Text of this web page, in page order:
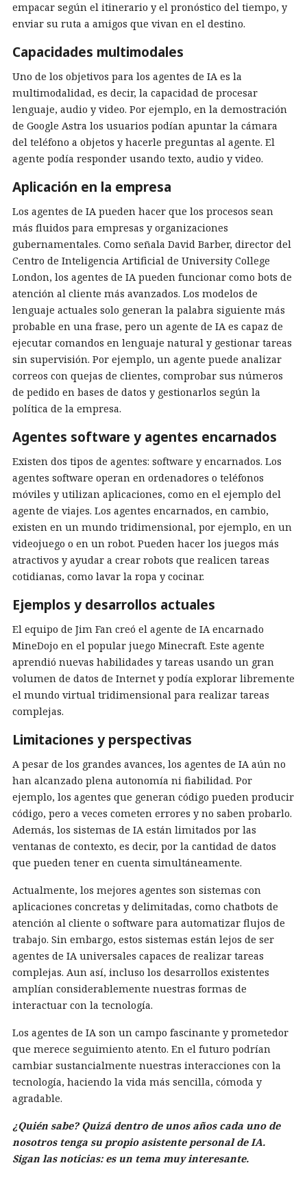
empacar según el itinerario y el pronóstico del tiempo, y
enviar su ruta a amigos que vivan en el destino.
Capacidades multimodales
Uno de los objetivos para los agentes de IA es la
multimodalidad, es decir, la capacidad de procesar
lenguaje, audio y video. Por ejemplo, en la demostración
de Google Astra los usuarios podían apuntar la cámara
del teléfono a objetos y hacerle preguntas al agente. El
agente podía responder usando texto, audio y video.
Aplicación en la empresa
Los agentes de IA pueden hacer que los procesos sean
más fluidos para empresas y organizaciones
gubernamentales. Como señala David Barber, director del
Centro de Inteligencia Artificial de University College
London, los agentes de IA pueden funcionar como bots de
atención al cliente más avanzados. Los modelos de
lenguaje actuales solo generan la palabra siguiente más
probable en una frase, pero un agente de IA es capaz de
ejecutar comandos en lenguaje natural y gestionar tareas
sin supervisión. Por ejemplo, un agente puede analizar
correos con quejas de clientes, comprobar sus números
de pedido en bases de datos y gestionarlos según la
política de la empresa.
Agentes software y agentes encarnados
Existen dos tipos de agentes: software y encarnados. Los
agentes software operan en ordenadores o teléfonos
móviles y utilizan aplicaciones, como en el ejemplo del
agente de viajes. Los agentes encarnados, en cambio,
existen en un mundo tridimensional, por ejemplo, en un
videojuego o en un robot. Pueden hacer los juegos más
atractivos y ayudar a crear robots que realicen tareas
cotidianas, como lavar la ropa y cocinar.
Ejemplos y desarrollos actuales
El equipo de Jim Fan creó el agente de IA encarnado
MineDojo en el popular juego Minecraft. Este agente
aprendió nuevas habilidades y tareas usando un gran
volumen de datos de Internet y podía explorar libremente
el mundo virtual tridimensional para realizar tareas
complejas.
Limitaciones y perspectivas
A pesar de los grandes avances, los agentes de IA aún no
han alcanzado plena autonomía ni fiabilidad. Por
ejemplo, los agentes que generan código pueden producir
código, pero a veces cometen errores y no saben probarlo.
Además, los sistemas de IA están limitados por las
ventanas de contexto, es decir, por la cantidad de datos
que pueden tener en cuenta simultáneamente.
Actualmente, los mejores agentes son sistemas con
aplicaciones concretas y delimitadas, como chatbots de
atención al cliente o software para automatizar flujos de
trabajo. Sin embargo, estos sistemas están lejos de ser
agentes de IA universales capaces de realizar tareas
complejas. Aun así, incluso los desarrollos existentes
amplían considerablemente nuestras formas de
interactuar con la tecnología.
Los agentes de IA son un campo fascinante y prometedor
que merece seguimiento atento. En el futuro podrían
cambiar sustancialmente nuestras interacciones con la
tecnología, haciendo la vida más sencilla, cómoda y
agradable.
¿Quién sabe? Quizá dentro de unos años cada uno de
nosotros tenga su propio asistente personal de IA.
Sigan las noticias: es un tema muy interesante.